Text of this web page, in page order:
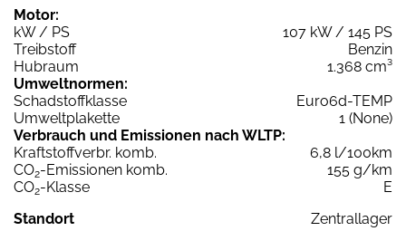
Motor:
kW / PS
107 kW / 145 PS
Treibstoff
Benzin
Hubraum
1.368 cm³
Umweltnormen:
Schadstoffklasse
Euro6d-TEMP
Umweltplakette
1 (None)
Verbrauch und Emissionen nach WLTP:
Kraftstoffverbr. komb.
6,8 l/100km
CO2-Emissionen komb.
155 g/km
CO2-Klasse
E
Standort
Zentrallager